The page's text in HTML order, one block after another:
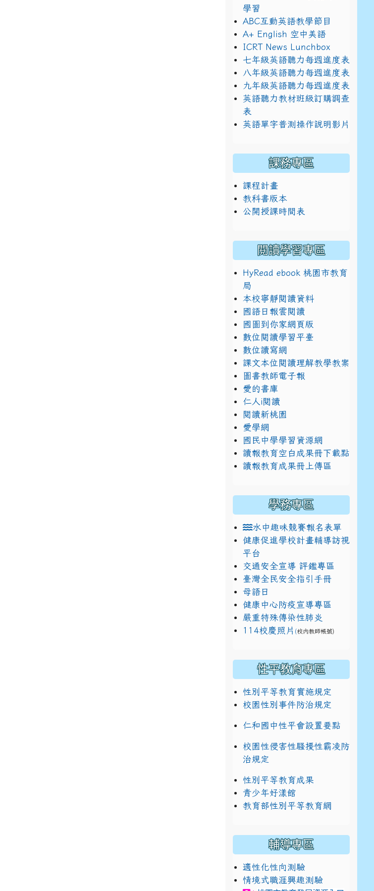
學習
ABC互動英語教學節目
A+ English 空中美語
ICRT News Lunchbox
七年級英語聽力每週進度表
八年級英語聽力每週進度表
九年級英語聽力每週進度表
英語聽力教材班級訂購調查
表
英語單字普測操作說明影片
課務專區
課程計畫
教科書版本
公開授課時間表
閱讀學習專區
HyRead ebook 桃園市教育
局
本校寧靜閱讀資料
國語日報雲閱讀
國圖到你家網頁版
數位閱讀學習平臺
數位讀寫網
課文本位閱讀理解教學教案
圖書教師電子報
愛的書庫
仁人i閱讀
閱讀新桃園
愛學網
國民中學學習資源網
讀報教育空白成果冊下載點
讀報教育成果冊上傳區
學務專區
水中趣味競賽報名表單
健康促進學校計畫輔導訪視
平台
交通安全宣導 評鑑專區
臺灣全民安全指引手冊
母語日
健康中心防疫宣導專區
嚴重特殊傳染性肺炎
114校慶照片 (校內教師帳號)
性平教育專區
性別平等教育實施規定
校園性別事件防治規定
仁和國中性平會設置要點
校園性侵害性騷擾性霸凌防
治規定
性別平等教育成果
青少年好漾館
教育部性別平等教育網
輔導專區
適性化性向測驗
情境式職涯興趣測驗